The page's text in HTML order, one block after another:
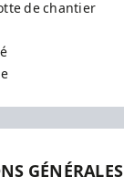
de chantier
GÉNÉRALES